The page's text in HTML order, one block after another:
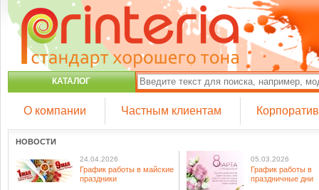
КАТАЛОГ
О компании Частным клиентам
НОВОСТИ
24.04.2026
График работы в майские
праздники
05.03.2026
График работы в
праздничные дни